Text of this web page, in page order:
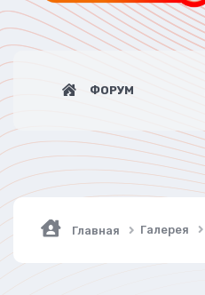
ФОРУМ
Главная Галерея